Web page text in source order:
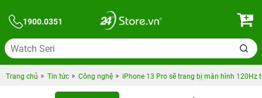
1900.0351
Trang chủ Tin tức Công nghệ iPhone 13 Pro sẽ trang bị màn hình 120Hz